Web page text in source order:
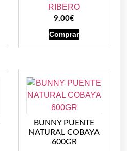
RIBERO
9,00€
Comprar
BUNNY PUENTE
NATURAL COBAYA
600GR